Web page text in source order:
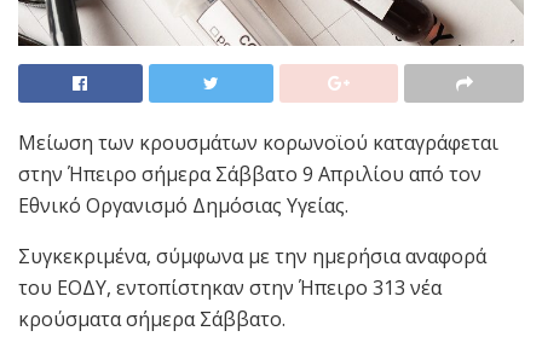
Μείωση των κρουσμάτων κορωνοϊού καταγράφεται
στην Ήπειρο σήμερα Σάββατο 9 Απριλίου από τον
Εθνικό Οργανισμό Δημόσιας Υγείας.
Συγκεκριμένα, σύμφωνα με την ημερήσια αναφορά
του ΕΟΔΥ, εντοπίστηκαν στην Ήπειρο 313 νέα
κρούσματα σήμερα Σάββατο.